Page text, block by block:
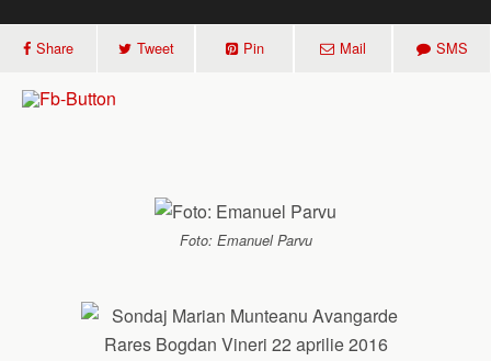
Share Tweet Pin Mail SMS
Foto: Emanuel Parvu